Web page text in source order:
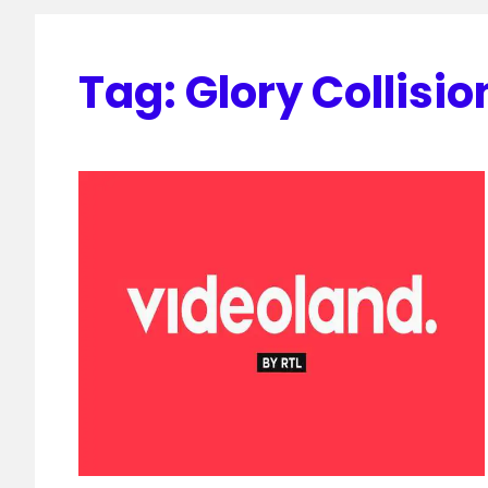
Tag:Glory